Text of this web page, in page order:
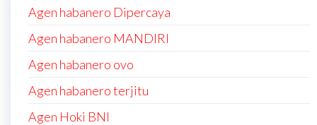
Agen habanero Dipercaya
Agen habanero MANDIRI
Agen habanero ovo
Agen habanero terjitu
Agen Hoki BNI